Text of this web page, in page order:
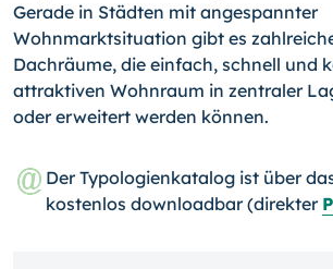
Gerade in Städten mit ange­spannter
Wohnmarktsituation gibt es
Dachräume, die einfach, schnell und
attraktiven Wohnraum in zen­tra­ler
oder erweitert werden können.
Der Typologienkatalog ist über
kostenlos downloadbar (direk­ter